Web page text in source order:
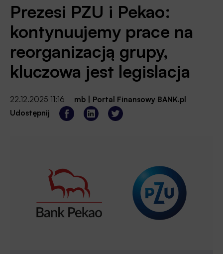
Prezesi PZU i Pekao:
kontynuujemy prace na
reorganizacją grupy,
kluczowa jest legislacja
22.12.2025 11:16 mb
Portal Finansowy BANK.pl
Udostępnij